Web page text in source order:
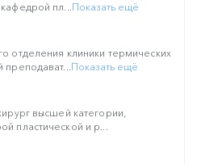
пл...Показать ещё
отделения клиники термических
преподават...Показать ещё
высшей категории,
пластической и р...